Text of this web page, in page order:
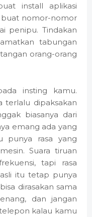
install aplikasi
nomor-nomor
penipu. Tindakan
tabungan
orang-orang
insting kamu.
terlalu dipaksakan
biasanya dari
emang ada yang
punya rasa yang
Suara tiruan
tapi rasa
itu tetap punya
dirasakan sama
dan jangan
kalau kamu